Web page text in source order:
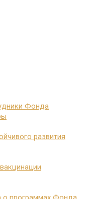
Фонда
развития